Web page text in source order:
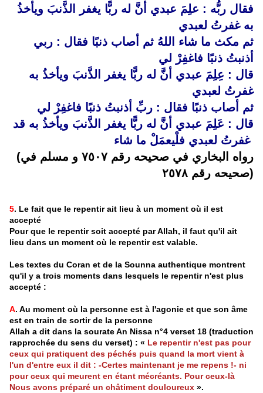
فقال ربُّه : علِمَ عبدي أنَّ له ربًّا يغفر الذَّنبَ ويأخذُ
به غفرتُ لعبدي
ثم مكث ما شاء اللهُ ثم أصاب ذنبًا فقال : ربي
أذنبتُ ذنبًا فاغفِرْ لي
قال : عِلِمَ عبدي أنَّ له ربًّا يغفر الذَّنبَ ويأخذُ به
غفرتُ لعبدي
ثم أصاب ذنبًا فقال : ربِّ أذنبتُ ذنبًا فاغفِرْ لي
قال : عَلِمَ عبدي أنَّ له ربًّا يغفر الذَّنبَ ويأخذُ به قد
غفرتُ لعبدي فلْيعمَلْ ما شاء
(رواه البخاري في صحيحه رقم ٧٥٠٧ و مسلم في
صحيحه رقم ٢٥٧٨)
5. Le fait que le repentir ait lieu à un moment où il est
accepté
Pour que le repentir soit accepté par Allah, il faut qu'il ait
lieu dans un moment où le repentir est valable.
Les textes du Coran et de la Sounna authentique montrent
qu'il y a trois moments dans lesquels le repentir n'est plus
accepté :
A. Au moment où la personne est à l'agonie et que son âme
est en train de sortir de la personne
Allah a dit dans la sourate An Nissa n°4 verset 18 (traduction
rapprochée du sens du verset) : « Le repentir n'est pas pour
ceux qui pratiquent des péchés puis quand la mort vient à
l'un d'entre eux il dit : -Certes maintenant je me repens !- ni
pour ceux qui meurent en étant mécréants. Pour ceux-là
Nous avons préparé un châtiment douloureux ».